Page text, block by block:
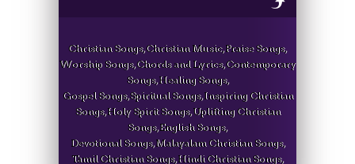
Christian Songs, Christian Music, Praise Songs,
Worship Songs, Chords and Lyrics, Contemporary
Songs, Healing Songs,
Gospel Songs, Spiritual Songs, Inspiring Christian
Songs, Holy Spirit Songs, Uplifting Christian
Songs, English Songs,
Devotional Songs, Malayalam Christian Songs,
Tamil Christian Songs, Hindi Christian Songs,